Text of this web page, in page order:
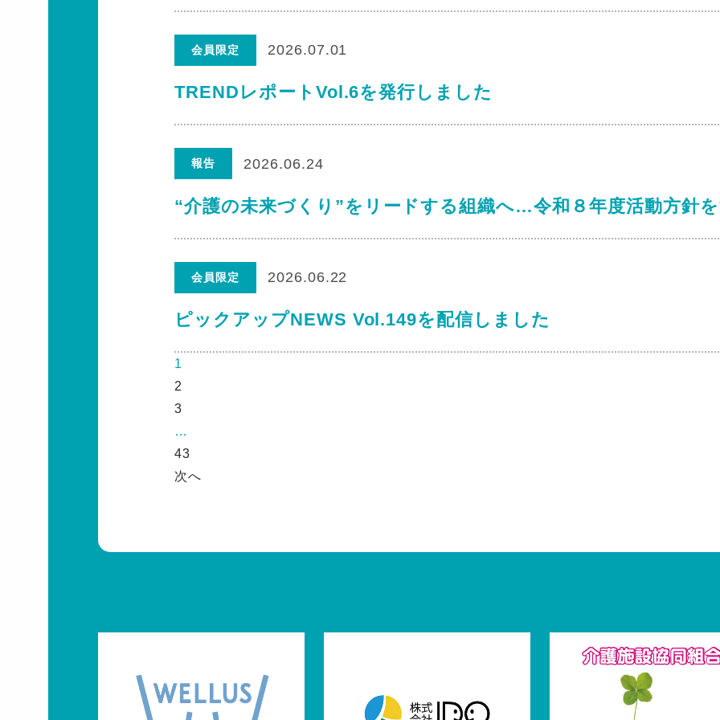
会員限定 2026.07.01
TRENDレポートVol.6を発行しました
報告 2026.06.24
“介護の未来づくり”をリードする組織へ…令和８年度活動方針
会員限定 2026.06.22
ピックアップNEWS Vol.149を配信しました
1
2
3
…
43
次へ